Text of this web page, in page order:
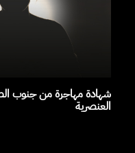
شهادة مهاجرة من جنوب
العنصرية